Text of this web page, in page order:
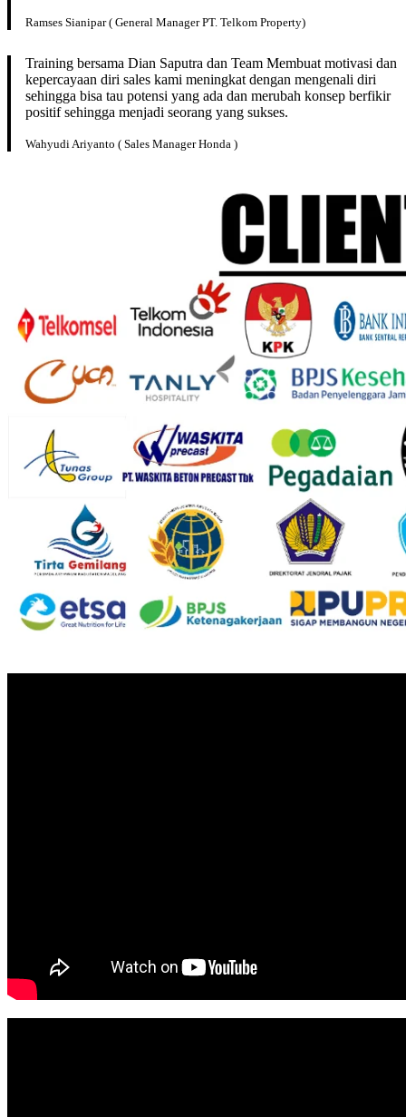
Ramses Sianipar ( General Manager PT. Telkom Property)
Training bersama Dian Saputra dan Team Membuat motivasi dan
kepercayaan diri sales kami meningkat dengan mengenali diri
sehingga bisa tau potensi yang ada dan merubah konsep berfikir
positif sehingga menjadi seorang yang sukses.
Wahyudi Ariyanto ( Sales Manager Honda )